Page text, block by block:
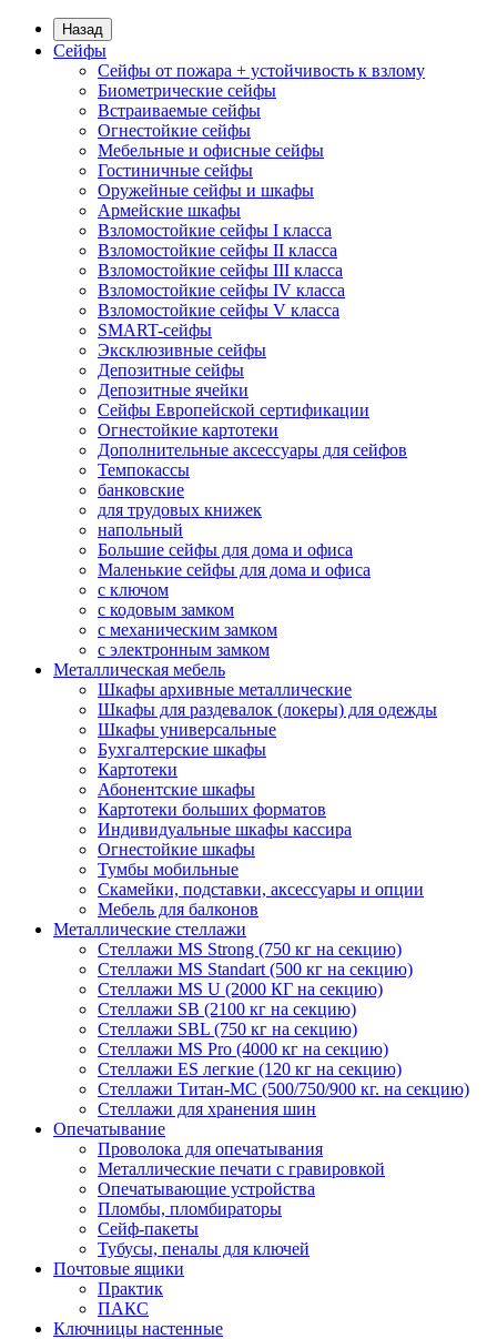
Назад
Сейфы
Сейфы от пожара + устойчивость к взлому
Биометрические сейфы
Встраиваемые сейфы
Огнестойкие сейфы
Мебельные и офисные сейфы
Гостиничные сейфы
Оружейные сейфы и шкафы
Армейские шкафы
Взломостойкие сейфы I класса
Взломостойкие сейфы II класса
Взломостойкие сейфы III класса
Взломостойкие сейфы IV класса
Взломостойкие сейфы V класса
SMART-сейфы
Эксклюзивные сейфы
Депозитные сейфы
Депозитные ячейки
Сейфы Европейской сертификации
Огнестойкие картотеки
Дополнительные аксессуары для сейфов
Темпокассы
банковские
для трудовых книжек
напольный
Большие сейфы для дома и офиса
Маленькие сейфы для дома и офиса
с ключом
с кодовым замком
с механическим замком
с электронным замком
Металлическая мебель
Шкафы архивные металлические
Шкафы для раздевалок (локеры) для одежды
Шкафы универсальные
Бухгалтерские шкафы
Картотеки
Абонентские шкафы
Картотеки больших форматов
Индивидуальные шкафы кассира
Огнестойкие шкафы
Тумбы мобильные
Скамейки, подставки, аксессуары и опции
Мебель для балконов
Металлические стеллажи
Стеллажи MS Strong (750 кг на секцию)
Стеллажи MS Standart (500 кг на секцию)
Стеллажи MS U (2000 КГ на секцию)
Стеллажи SB (2100 кг на секцию)
Стеллажи SBL (750 кг на секцию)
Стеллажи MS Pro (4000 кг на секцию)
Стеллажи ES легкие (120 кг на секцию)
Стеллажи Титан-МС (500/750/900 кг. на секцию)
Стеллажи для хранения шин
Опечатывание
Проволока для опечатывания
Металлические печати с гравировкой
Опечатывающие устройства
Пломбы, пломбираторы
Сейф-пакеты
Тубусы, пеналы для ключей
Почтовые ящики
Практик
ПАКС
Ключницы настенные